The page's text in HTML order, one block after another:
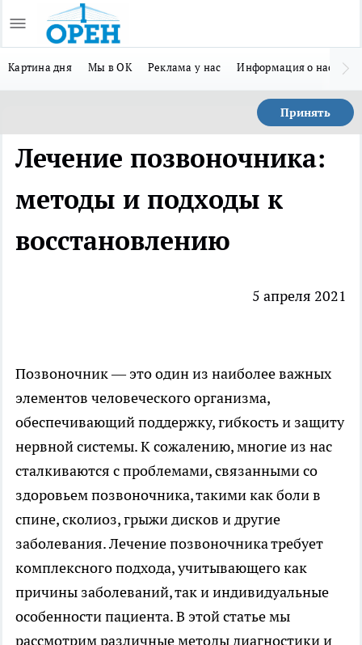
Картина дня Мы в ОК Реклама у нас Информация о нас
Принять
Лечение позвоночника:
методы и подходы к
восстановлению
5 апреля 2021
Позвоночник — это один из наиболее важных
элементов человеческого организма,
обеспечивающий поддержку, гибкость и защиту
нервной системы. К сожалению, многие из нас
сталкиваются с проблемами, связанными со
здоровьем позвоночника, такими как боли в
спине, сколиоз, грыжи дисков и другие
заболевания.Лечение позвоночникатребует
комплексного подхода, учитывающего как
причины заболеваний, так и индивидуальные
особенности пациента. В этой статье мы
рассмотрим различные методы диагностики и